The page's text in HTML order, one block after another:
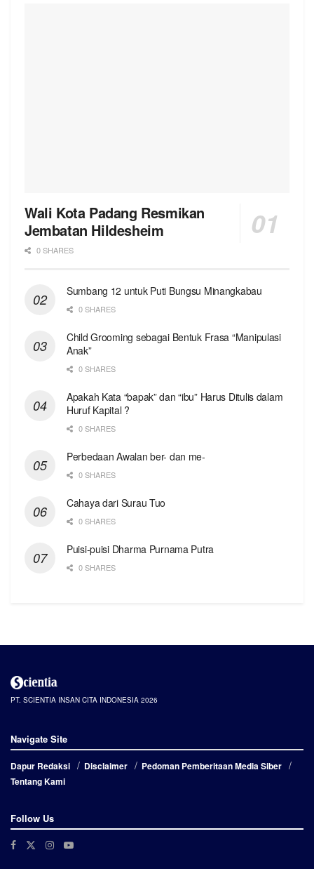
Wali Kota Padang Resmikan
Jembatan Hildesheim
0 SHARES
Sumbang 12 untuk Puti Bungsu Minangkabau
0 SHARES
Child Grooming sebagai Bentuk Frasa “Manipulasi
Anak”
0 SHARES
Apakah Kata “bapak” dan “ibu” Harus Ditulis dalam
Huruf Kapital ?
0 SHARES
Perbedaan Awalan ber- dan me-
0 SHARES
Cahaya dari Surau Tuo
0 SHARES
Puisi-puisi Dharma Purnama Putra
0 SHARES
PT. SCIENTIA INSAN CITA INDONESIA 2026
Navigate Site
Dapur Redaksi Disclaimer
Pedoman Pemberitaan Media Siber
Tentang Kami
Follow Us